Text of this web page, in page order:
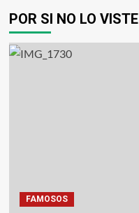
POR SI NO LO VISTE
FAMOSOS